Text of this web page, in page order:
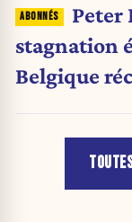
Peter
stagnation
Belgique